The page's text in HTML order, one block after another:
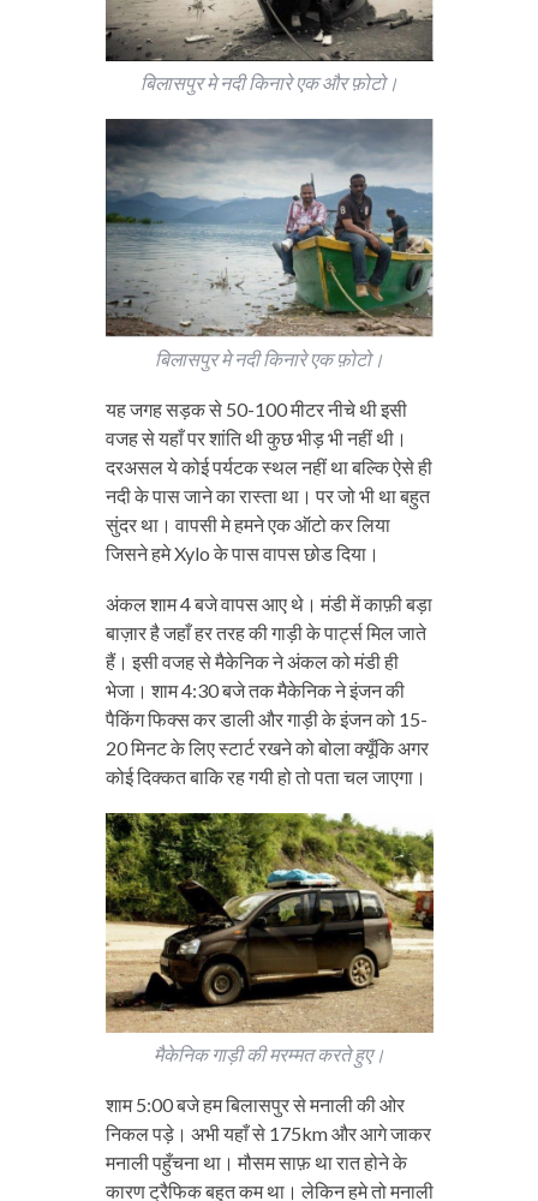
बिलासपुर मे नदी किनारे एक और फ़ोटो।
बिलासपुर मे नदी किनारे एक फ़ोटो।
यह जगह सड़क से 50-100 मीटर नीचे थी इसी
वजह से यहाँ पर शांति थी कुछ भीड़ भी नहीं थी।
दरअसल ये कोई पर्यटक स्थल नहीं था बल्कि ऐसे ही
नदी के पास जाने का रास्ता था। पर जो भी था बहुत
सुंदर था। वापसी मे हमने एक ऑटो कर लिया
जिसने हमे Xylo के पास वापस छोड दिया।
अंकल शाम 4 बजे वापस आए थे। मंडी में काफ़ी बड़ा
बाज़ार है जहाँ हर तरह की गाड़ी के पार्ट्स मिल जाते
हैं। इसी वजह से मैकेनिक ने अंकल को मंडी ही
भेजा। शाम 4:30 बजे तक मैकेनिक ने इंजन की
पैकिंग फिक्स कर डाली और गाड़ी के इंजन को 15-
20 मिनट के लिए स्टार्ट रखने को बोला क्यूँकि अगर
कोई दिक्कत बाकि रह गयी हो तो पता चल जाएगा।
मैकेनिक गाड़ी की मरम्मत करते हुए।
शाम 5:00 बजे हम बिलासपुर से मनाली की ओर
निकल पड़े। अभी यहाँ से 175km और आगे जाकर
मनाली पहुँचना था। मौसम साफ़ था रात होने के
कारण ट्रैफिक बहुत कम था। लेकिन हमे तो मनाली